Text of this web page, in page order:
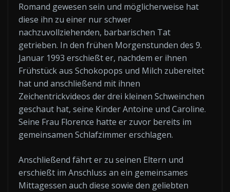
Romand gewesen sein und möglicherweise hat
diese ihn zu einer nur schwer
nachzuvollziehenden, barbarischen Tat
getrieben. In den frühen Morgenstunden des 9.
Januar 1993 erschießt er, nachdem er ihnen
Frühstück aus Schokopops und Milch zubereitet
hat und anschließend mit ihnen
Zeichentrickvideos der drei kleinen Schweinchen
geschaut hat, seine Kinder Antoine und Caroline.
Seine Frau Florence hatte er zuvor bereits im
gemeinsamen Schlafzimmer erschlagen.
Anschließend fährt er zu seinen Eltern und
erschießt im Anschluss an ein gemeinsames
Mittagessen auch diese sowie den geliebten